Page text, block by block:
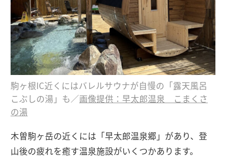
駒ヶ根IC近くにはバレルサウナが自慢の「露天風呂
こぶしの湯」も／画像提供：早太郎温泉 こまくさ
の湯
木曽駒ヶ岳の近くには「早太郎温泉郷」があり、登
山後の疲れを癒す温泉施設がいくつかあります。